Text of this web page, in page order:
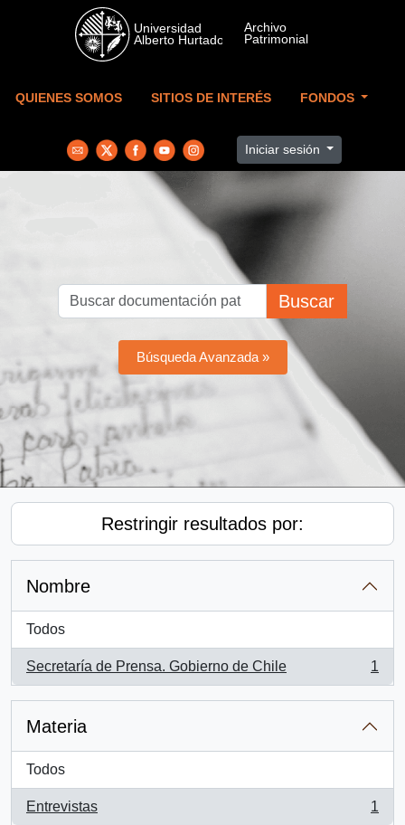
Skip to main content
QUIENES SOMOS SITIOS DE INTERÉS FONDOS
Iniciar sesión
Buscar
Búsqueda Avanzada »
Restringir resultados por:
Nombre
Todos
Secretaría de Prensa. Gobierno de Chile
, 1 resultados
1
Materia
Todos
Entrevistas
, 1 resultados
1